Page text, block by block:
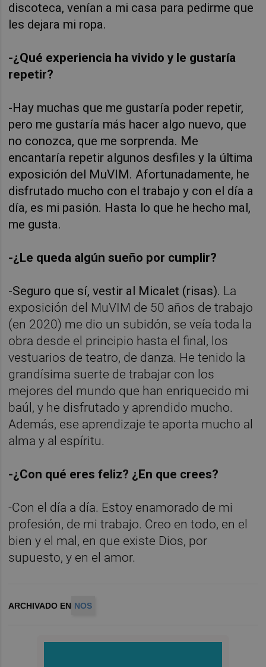
discoteca, venían a mi casa para pedirme que
les dejara mi ropa.
-¿Qué experiencia ha vivido y le gustaría
repetir?
-Hay muchas que me gustaría poder repetir,
pero me gustaría más hacer algo nuevo, que
no conozca, que me sorprenda. Me
encantaría repetir algunos desfiles y la última
exposición del MuVIM. Afortunadamente, he
disfrutado mucho con el trabajo y con el día a
día, es mi pasión. Hasta lo que he hecho mal,
me gusta.
-¿Le queda algún sueño por cumplir?
-Seguro que sí, vestir al Micalet (risas). La
exposición del MuVIM de 50 años de trabajo
(en 2020) me dio un subidón, se veía toda la
obra desde el principio hasta el final, los
vestuarios de teatro, de danza. He tenido la
grandísima suerte de trabajar con los
mejores del mundo que han enriquecido mi
baúl, y he disfrutado y aprendido mucho.
Además, ese aprendizaje te aporta mucho al
alma y al espíritu.
-¿Con qué eres feliz? ¿En que crees?
-Con el día a día. Estoy enamorado de mi
profesión, de mi trabajo. Creo en todo, en el
bien y el mal, en que existe Dios, por
supuesto, y en el amor.
ARCHIVADO EN NOS